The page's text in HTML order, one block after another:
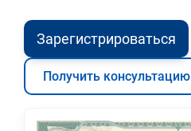
Зарегистрироваться
Получить консультацию